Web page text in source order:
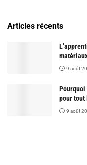
Articles récents
9 août
Pourquoi
pour tout
9 août